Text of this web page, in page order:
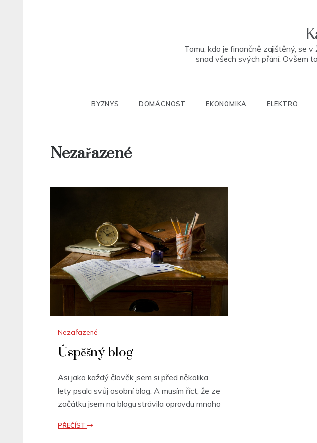
Tomu, kdo je finančně zajištěný, se
snad všech svých přání. Ovšem
BYZNYS DOMÁCNOST EKONOMIKA ELEKTRO
Nezařazené
Nezařazené
Úspěšný blog
Asi jako každý člověk jsem si před několika
lety psala svůj osobní blog. A musím říct, že ze
začátku jsem na blogu strávila opravdu mnoho
PŘEČÍST